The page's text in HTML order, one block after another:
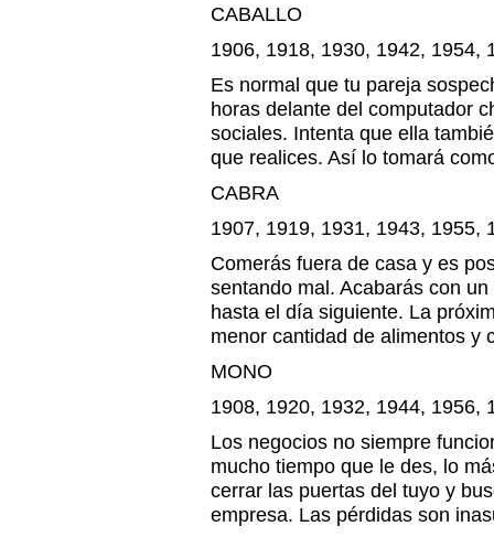
CABALLO
1906, 1918, 1930, 1942, 1954,
Es normal que tu pareja
horas delante del computador
sociales. Intenta que ella
que realices. Así lo tomará
CABRA
1907, 1919, 1931, 1943, 1955,
Comerás fuera de casa y es
sentando mal. Acabarás con
hasta el día siguiente. La
menor cantidad de alimentos y
MONO
1908, 1920, 1932, 1944, 1956,
Los negocios no siempre
mucho tiempo que le des, lo
cerrar las puertas del tuyo y
empresa. Las pérdidas son